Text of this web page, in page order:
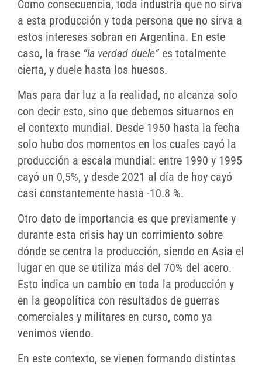
Como consecuencia, toda industria que no sirva
a esta producción y toda persona que no sirva a
estos intereses sobran en Argentina. En este
caso, la frase “la verdad duele”es totalmente
cierta, y duele hasta los huesos.
Mas para dar luz a la realidad, no alcanza solo
con decir esto, sino que debemos situarnos en
el contexto mundial. Desde 1950 hasta la fecha
solo hubo dos momentos en los cuales cayó la
producción a escala mundial: entre 1990 y 1995
cayó un 0,5%, y desde 2021 al día de hoy cayó
casi constantemente hasta -10.8 %.
Otro dato de importancia es que previamente y
durante esta crisis hay un corrimiento sobre
dónde se centra la producción, siendo en Asia el
lugar en que se utiliza más del 70% del acero.
Esto indica un cambio en toda la producción y
en la geopolítica con resultados de guerras
comerciales y militares en curso, como ya
venimos viendo.
En este contexto, se vienen formando distintas